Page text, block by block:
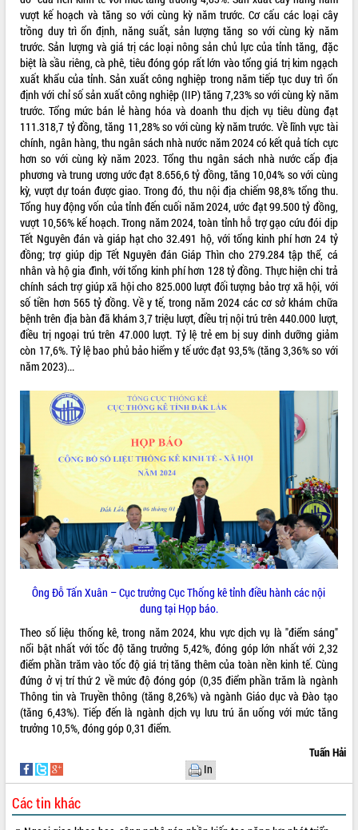
văn hóa, thể thao đáp ứng yêu cầu
phát triển mới
Thường trực HĐND tỉnh Đắk Lắk gặp
mặt Đoàn chuyên gia y tế TP. Hồ Chí
Minh
Lễ truy điệu và an táng hài cốt liệt sĩ
tại Nghĩa trang Liệt sĩ xã Sơn Hòa
Bàn giải pháp tháo gỡ khó khăn trong
xuất khẩu sầu riêng và triển khai quy
định EUDR
Thứ trưởng Bộ Nông nghiệp và Môi
trường Nguyễn Hoàng Hiệp khảo sát
vùng trồng và doanh nghiệp đóng gói
sầu riêng tại Đắk Lắk
Trình diễn nghệ thuật chế biến các
món ăn từ sầu riêng
Đắk Lắk công bố Quy hoạch và xúc
tiến đầu tư tỉnh
Ngành cá ngừ Đắk Lắk chủ động thích
ứng để giữ vững thị trường xuất khẩu
Diễn đàn Kinh tế tư nhân Việt Nam đột
phá cơ chế - Hợp tác công tư
Đề án 06 tạo bước ngoặt đột phá trong
cải cách hành chính tỉnh Đắk Lắk
Kết nối tour, đẩy mạnh chuyển đổi số
để phát triển du lịch Đắk Lắk
Khởi động Dự án Đầu tư xây dựng hạ
tầng kỹ thuật Cụm công nghiệp Tân
Gặp mặt các cơ quan báo chí nhân Kỷ
niệm 101 năm Ngày Báo chí Cách
mạng Việt Nam
Đắk Lắk sơ kết 4 năm triển khai thực
hiện Đề án 06 của Chính phủ
Họp báo thông tin về Hội nghị Công bố
Quy hoạch và Xúc tiến đầu tư tỉnh Đắk
Lắk
Khơi thông điểm nghẽn, đẩy nhanh
giải ngân vốn khắc phục thiên tai
HĐND tỉnh thông qua điều chỉnh Quy
hoạch tỉnh thời kỳ 2021-2030
Hội thảo góp ý hồ sơ điều chỉnh quy
tầm nhìn đến năm 2050
Nâng cao hiệu quả hoạt động của các
doanh nghiệp nhà nước
Hội nghị triển khai kết nối mạng
ALBUM ẢNH
LIÊN KẾT WEB
THỐNG KÊ TRUY CẬP
Hôm nay: 18367
Tất cả: 65994509
vượt kế hoạch và tăng so với cùng kỳ năm trước. Cơ cấu các loại cây
trồng duy trì ổn định, năng suất, sản lượng tăng so với cùng kỳ năm
trước. Sản lượng và giá trị các loại nông sản chủ lực của tỉnh tăng, đặc
biệt là sầu riêng, cà phê, tiêu đóng góp rất lớn vào tổng giá trị kim ngạch
xuất khẩu của tỉnh. Sản xuất công nghiệp trong năm tiếp tục duy trì ổn
định với chỉ số sản xuất công nghiệp (IIP) tăng 7,23% so với cùng kỳ năm
trước. Tổng mức bán lẻ hàng hóa và doanh thu dịch vụ tiêu dùng đạt
111.318,7 tỷ đồng, tăng 11,28% so với cùng kỳ năm trước. Về lĩnh vực tài
chính, ngân hàng, thu ngân sách nhà nước năm 2024 có kết quả tích cực
hơn so với cùng kỳ năm 2023. Tổng thu ngân sách nhà nước cấp địa
phương và trung ương ước đạt 8.656,6 tỷ đồng, tăng 10,04% so với cùng
kỳ, vượt dự toán được giao. Trong đó, thu nội địa chiếm 98,8% tổng thu.
Tổng huy động vốn của tỉnh đến cuối năm 2024, ước đạt 99.500 tỷ đồng,
vượt 10,56% kế hoạch. Trong năm 2024, toàn tỉnh hỗ trợ gạo cứu đói dịp
Tết Nguyên đán và giáp hạt cho 32.491 hộ, với tổng kinh phí hơn 24 tỷ
đồng; trợ giúp dịp Tết Nguyên đán Giáp Thìn cho 279.284 tập thể, cá
nhân và hộ gia đình, với tổng kinh phí hơn 128 tỷ đồng. Thực hiện chi trả
chính sách trợ giúp xã hội cho 825.000 lượt đối tượng bảo trợ xã hội, với
số tiền hơn 565 tỷ đồng. Về y tế, trong năm 2024 các cơ sở khám chữa
bệnh trên địa bàn đã khám 3,7 triệu lượt, điều trị nội trú trên 440.000 lượt,
điều trị ngoại trú trên 47.000 lượt. Tỷ lệ trẻ em bị suy dinh dưỡng giảm
còn 17,6%. Tỷ lệ bao phủ bảo hiểm y tế ước đạt 93,5% (tăng 3,36% so với
năm 2023)...
Ông Đỗ Tấn Xuân – Cục trưởng Cục Thống kê tỉnh điều hành các nội
dung tại Họp báo.
Theo số liệu thống kê, trong năm 2024, khu vực dịch vụ là "điểm sáng"
nổi bật nhất với tốc độ tăng trưởng 5,42%, đóng góp lớn nhất với 2,32
điểm phần trăm vào tốc độ giá trị tăng thêm của toàn nền kinh tế. Cùng
đứng ở vị trí thứ 2 về mức độ đóng góp (0,35 điểm phần trăm là ngành
Thông tin và Truyền thông (tăng 8,26%) và ngành Giáo dục và Đào tạo
(tăng 6,43%). Tiếp đến là ngành dịch vụ lưu trú ăn uống với mức tăng
trưởng 10,5%, đóng góp 0,31 điểm.
Tuấn Hải
In
Các tin khác